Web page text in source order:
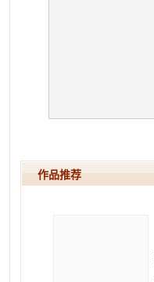
作品推荐